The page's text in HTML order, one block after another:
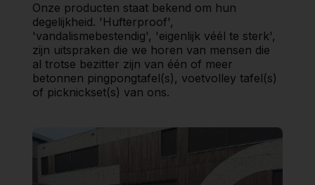
Onze producten staat bekend om hun
degelijkheid. 'Hufterproof',
'vandalismebestendig', 'eigenlijk véél te sterk',
zijn uitspraken die we horen van mensen die
al trotse bezitter zijn van één of meer
betonnen pingpongtafel(s), voetvolley tafel(s)
of picknickset(s) van ons.